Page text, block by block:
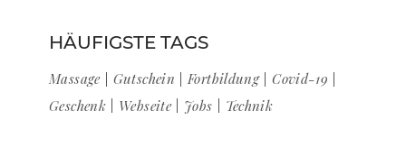
HÄUFIGSTE TAGS
Massage Gutschein Fortbildung
Covid-19
Geschenk
Webseite Jobs Technik